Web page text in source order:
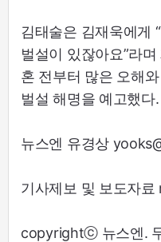
김태술은 김재욱에게
벌설이 있잖아요”라
혼 전부터 많은 오해
벌설 해명을 예고했다.
뉴스엔 유경상
기사제보 및 보도자
copyrightⓒ 뉴스엔.